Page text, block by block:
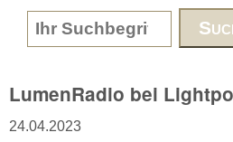
Search form
LumenRadio bei
24.04.2023